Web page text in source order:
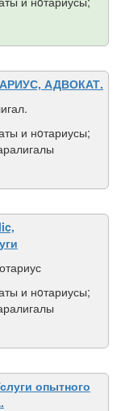
АДВОКАТ.
и нoтариусы;
и нoтариусы;
опытного